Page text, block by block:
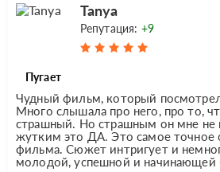
Tanya
Репутация: +9
Пугает
Чудный фильм, который
Много слышала про него, про то,
страшный. Но страшным он мне не
жутким это ДА. Это самое точное
фильма. Сюжет интригует и
молодой, успешной и начинающей